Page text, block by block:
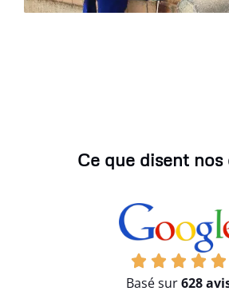
Ce que disent
Basé sur628